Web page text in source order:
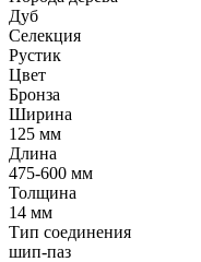
Дуб
Селекция
Рустик
Цвет
Бронза
Ширина
125 мм
Длина
475-600 мм
Толщина
14 мм
Тип соединения
шип-паз